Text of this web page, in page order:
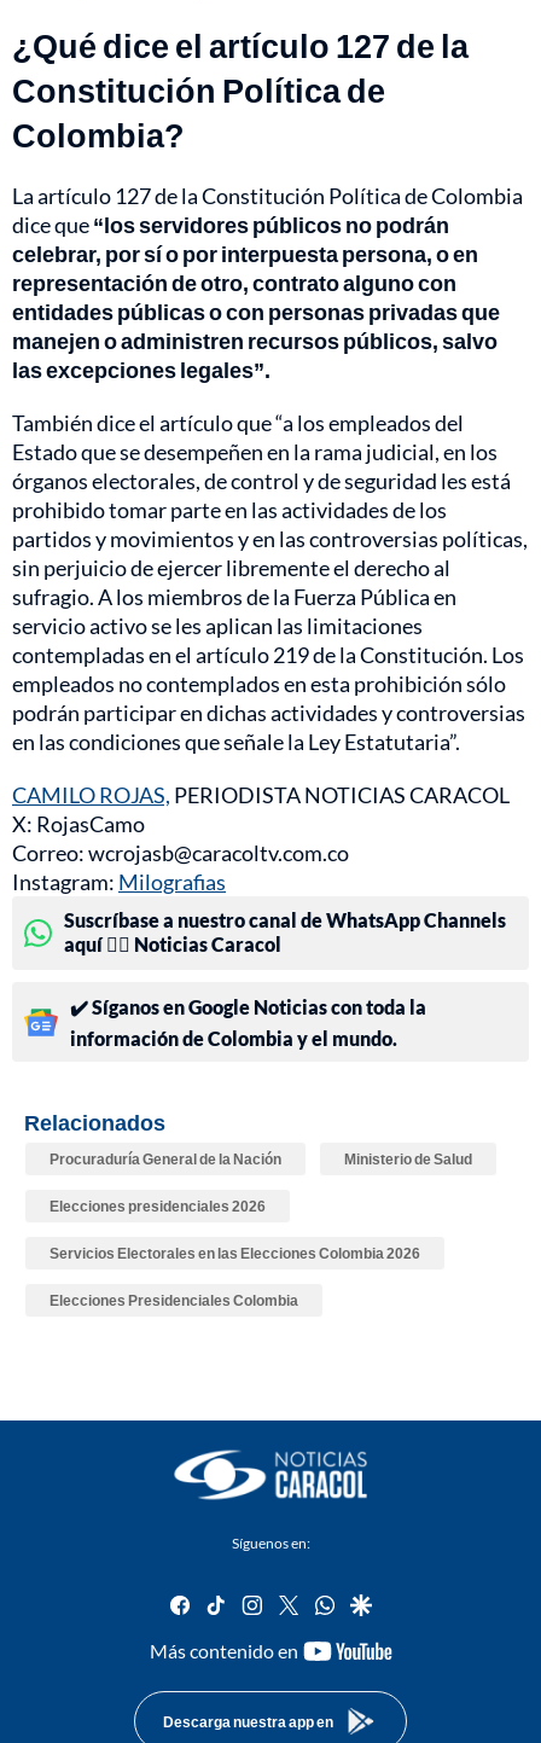
¿Qué dice el artículo 127 de la
Constitución Política de
Colombia?
La artículo 127 de la Constitución Política de Colombia
dice que“los servidores públicos no podrán
celebrar, por sí o por interpuesta persona, o en
representación de otro, contrato alguno con
entidades públicas o con personas privadas que
manejen o administren recursos públicos, salvo
las excepciones legales”.
También dice el artículo que “a los empleados del
Estado que se desempeñen en la rama judicial, en los
órganos electorales, de control y de seguridad les está
prohibido tomar parte en las actividades de los
partidos y movimientos y en las controversias políticas,
sin perjuicio de ejercer libremente el derecho al
sufragio. A los miembros de la Fuerza Pública en
servicio activo se les aplican las limitaciones
contempladas en el artículo 219 de la Constitución. Los
empleados no contemplados en esta prohibición sólo
podrán participar en dichas actividades y controversias
en las condiciones que señale la Ley Estatutaria”.
CAMILO ROJAS, PERIODISTA NOTICIAS CARACOL
X: RojasCamo
Correo: wcrojasb@caracoltv.com.co
Instagram: Milografias
Suscríbase a nuestro canal de WhatsApp Channels
aquí 👉🏻 Noticias Caracol
✔️ Síganos en Google Noticias con toda la
información de Colombia y el mundo.
Relacionados
Procuraduría General de la Nación Ministerio de Salud
Elecciones presidenciales 2026
Servicios Electorales en las Elecciones Colombia 2026
Elecciones Presidenciales Colombia
Síguenos en:
facebook
tiktok instagram
twitterwhatsapp
google
Más contenido en
youtube-
Descarga nuestra app en